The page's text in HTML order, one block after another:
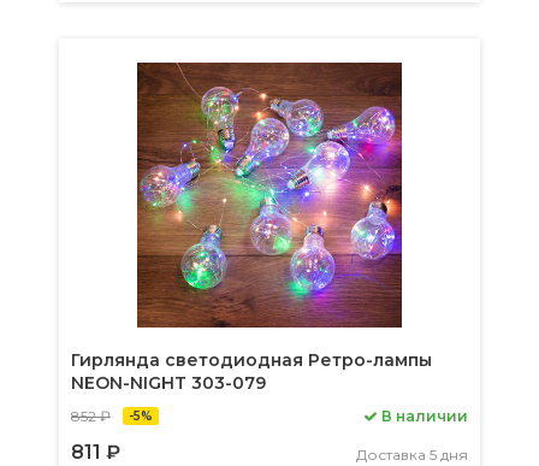
Гирлянда светодиодная Ретро-лампы
NEON-NIGHT 303-079
852 ₽ -5%
811 ₽
В наличии
Доставка 5 дня